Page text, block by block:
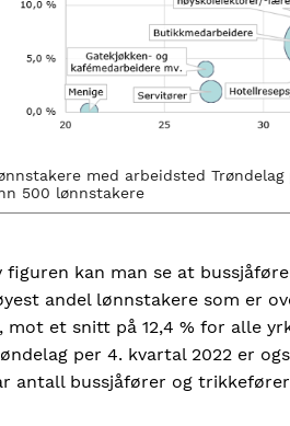
med arbeidsted
500 lønnstakere
figuren kan man se at
andel lønnstakere som er
mot et snitt på 12,4 % for alle
per 4. kvartal 2022 er
antall bussjåfører og